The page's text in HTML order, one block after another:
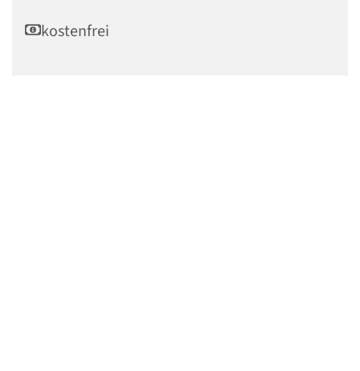
kostenfrei